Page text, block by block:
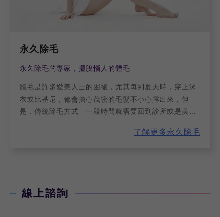
永久除毛
永久除毛的專家，擺脫惱人的體毛
體毛是許多愛美人士的困擾，尤其每到夏天時，穿上泳
衣或比基尼，都會擔心茂密的毛髮不小心露出來，但
是，傳統除毛方式，一段時間就需要回到診所或是美容
事上，或許，您可以考慮看看洛明尼斯萊西二極體的
了解更多永久除毛
線上諮詢